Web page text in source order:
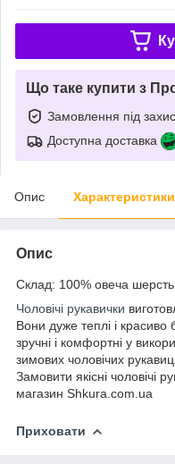
Що таке купити з
Замовлення під
Доступна доставка
Опис Характеристики
Опис
Склад: 100% овеча шерсть
Чоловічі рукавички
Вони дуже теплі і красиво
зручні і комфортні у
зимових чоловічих
Замовити якісні чоловічі
магазин Shkura.com.ua
Приховати